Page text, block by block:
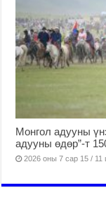
Монгол адууны
адууны өдөр”-т
2026 оны 7 сар 15 / 11